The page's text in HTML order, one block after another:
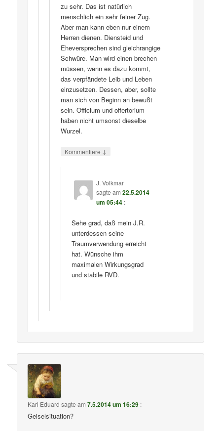
zu sehr. Das ist natürlich
menschlich ein sehr feiner Zug.
Aber man kann eben nur einem
Herren dienen. Diensteid und
Eheversprechen sind gleichrangige
Schwüre. Man wird einen brechen
müssen, wenn es dazu kommt,
das verpfändete Leib und Leben
einzusetzen. Dessen, aber, sollte
man sich von Beginn an bewußt
sein. Officium und offertorium
haben nicht umsonst dieselbe
Wurzel.
Kommentiere ↓
J. Volkmar
sagte am 22.5.2014
um 05:44 :
Sehe grad, daß mein J.R.
unterdessen seine
Traumverwendung erreicht
hat. Wünsche ihm
maximalen Wirkungsgrad
und stabile RVD.
Karl Eduard sagte am7.5.2014 um 16:29 :
Geiselsituation?